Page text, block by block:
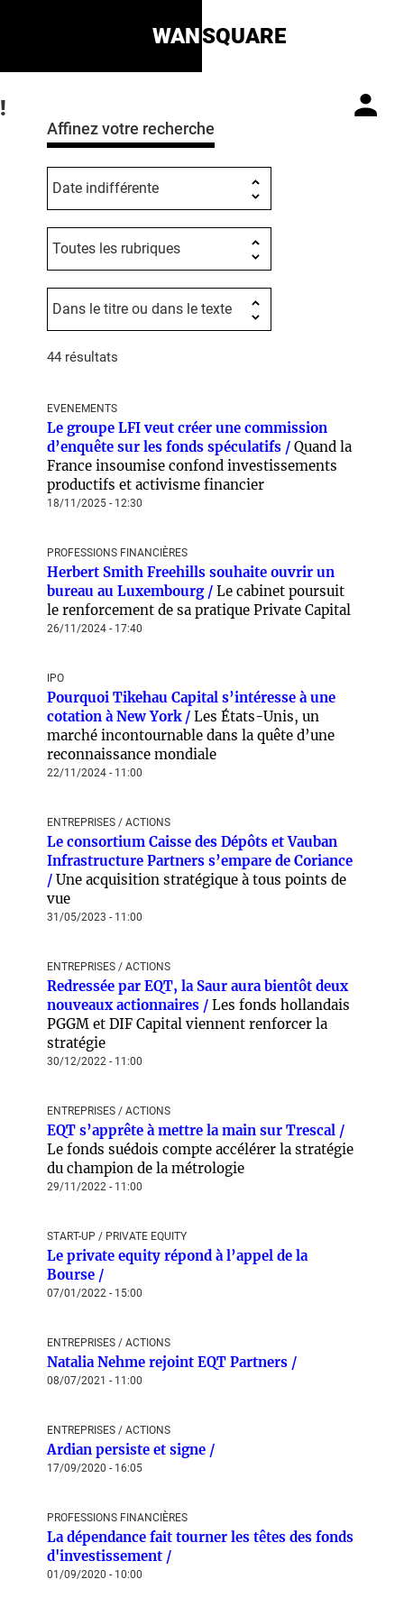
WANSQUARE
!
Affinez votre recherche
44 résultats
EVENEMENTS
Le groupe LFI veut créer une commission
d’enquête sur les fonds spéculatifs / Quand la
France insoumise confond investissements
productifs et activisme financier
18/11/2025 - 12:30
PROFESSIONS FINANCIÈRES
Herbert Smith Freehills souhaite ouvrir un
bureau au Luxembourg / Le cabinet poursuit
le renforcement de sa pratique Private Capital
26/11/2024 - 17:40
IPO
Pourquoi Tikehau Capital s’intéresse à une
cotation à New York / Les États-Unis, un
marché incontournable dans la quête d’une
reconnaissance mondiale
22/11/2024 - 11:00
ENTREPRISES / ACTIONS
Le consortium Caisse des Dépôts et Vauban
Infrastructure Partners s’empare de Coriance
/ Une acquisition stratégique à tous points de
vue
31/05/2023 - 11:00
ENTREPRISES / ACTIONS
Redressée par EQT, la Saur aura bientôt deux
nouveaux actionnaires / Les fonds hollandais
PGGM et DIF Capital viennent renforcer la
stratégie
30/12/2022 - 11:00
ENTREPRISES / ACTIONS
EQT s’apprête à mettre la main sur Trescal /
Le fonds suédois compte accélérer la stratégie
du champion de la métrologie
29/11/2022 - 11:00
START-UP / PRIVATE EQUITY
Le private equity répond à l’appel de la
Bourse /
07/01/2022 - 15:00
ENTREPRISES / ACTIONS
Natalia Nehme rejoint EQT Partners /
08/07/2021 - 11:00
ENTREPRISES / ACTIONS
Ardian persiste et signe /
17/09/2020 - 16:05
PROFESSIONS FINANCIÈRES
La dépendance fait tourner les têtes des fonds
d'investissement /
01/09/2020 - 10:00